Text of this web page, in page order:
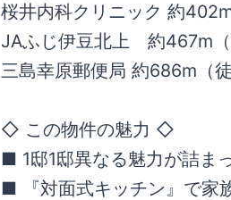
桜井内科クリニック 約
JAふじ伊豆北上 約467m
三島幸原郵便局 約686m（
◇ この物件の魅力 ◇
■ 1邸1邸異なる魅力が詰ま
■ 『対面式キッチン』で家